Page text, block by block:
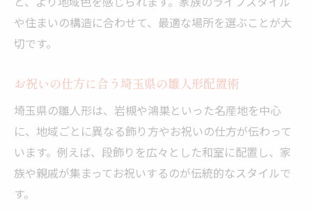
子育て世帯におすすめの雛人形配置方法
子どもの成長願う雛人形の正しい置き方
雛人形で子どもの成長を願う飾る場所選び
お祝いの仕方に合う正しい雛人形の置き方
埼玉県の伝統に学ぶ雛人形配置のコツ
家族の健康と幸せを祈る飾り方実践法
や住まいの構造に合わせて、最適な場所を選ぶことが大
切です。
お祝いの仕方に合う埼玉県の雛人形配置術
埼玉県の雛人形は、岩槻や鴻巣といった名産地を中心
に、地域ごとに異なる飾り方やお祝いの仕方が伝わって
います。例えば、段飾りを広々とした和室に配置し、家
族や親戚が集まってお祝いするのが伝統的なスタイルで
す。